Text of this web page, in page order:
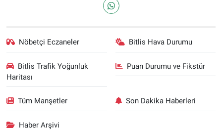
Nöbetçi Eczaneler Bitlis Hava Durumu
Bitlis Trafik Yoğunluk
Haritası
Puan Durumu ve Fikstür
Tüm Manşetler Son Dakika Haberleri
Haber Arşivi